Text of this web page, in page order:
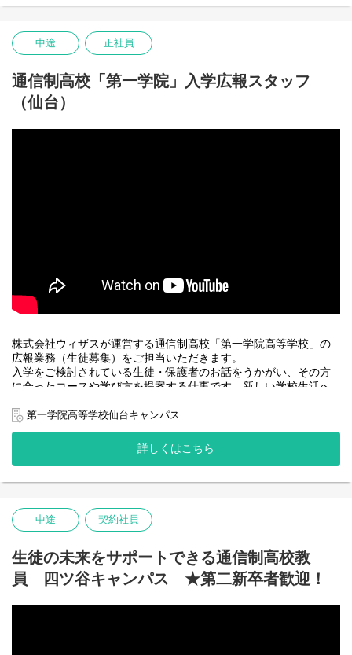
任のある仕事です。
■個別相談会での教育・入学相談
■学校説明会やオープンキャンパスなどイベントの企画・運営
■中学校や高校等への学校訪問（連携）
■生徒募集の進捗管理・分析・改善 など
の幅はどんどん広がります！
中途 正社員
通信制高校「第一学院」入学広報スタッフ
（仙台）
株式会社ウィザスが運営する通信制高校「第一学院高等学校」の
広報業務（生徒募集）をご担当いただきます。
入学をご検討されている生徒・保護者のお話をうかがい、その方
に合ったコースや学び方を提案する仕事です。新しい学校生活へ
ます。
～子どもたちの未来の選択肢を広げる仕事～
営業や他業界での経験を、教育というステージで、生徒・保護者
を応援・サポートすることに活かしてみませんか。
■個別相談会での教育・入学相談
■学校説明会やオープンキャンパスなどイベントの企画・運営
■中学校や高校等への学校訪問（連携）
■生徒募集の進捗管理・分析・改善 など
の幅はどんどん広がります！
第一学院高等学校仙台キャンパス
詳しくはこちら
中途 契約社員
生徒の未来をサポートできる通信制高校教
員 四ツ谷キャンパス ★第二新卒者歓迎！